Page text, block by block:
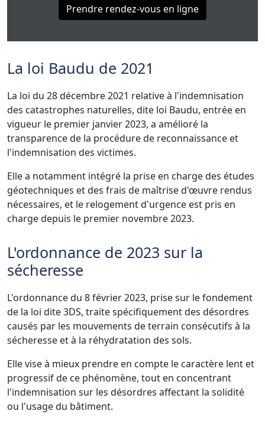
Prendre rendez-vous en ligne
La loi Baudu de 2021
La loi du 28 décembre 2021 relative à l'indemnisation
des catastrophes naturelles, dite loi Baudu, entrée en
vigueur le premier janvier 2023, a amélioré la
transparence de la procédure de reconnaissance et
l'indemnisation des victimes.
Elle a notamment intégré la prise en charge des études
géotechniques et des frais de maîtrise d'œuvre rendus
nécessaires, et le relogement d'urgence est pris en
charge depuis le premier novembre 2023.
L'ordonnance de 2023 sur la
sécheresse
L'ordonnance du 8 février 2023, prise sur le fondement
de la loi dite 3DS, traite spécifiquement des désordres
causés par les mouvements de terrain consécutifs à la
sécheresse et à la réhydratation des sols.
Elle vise à mieux prendre en compte le caractère lent et
progressif de ce phénomène, tout en concentrant
l'indemnisation sur les désordres affectant la solidité
ou l'usage du bâtiment.